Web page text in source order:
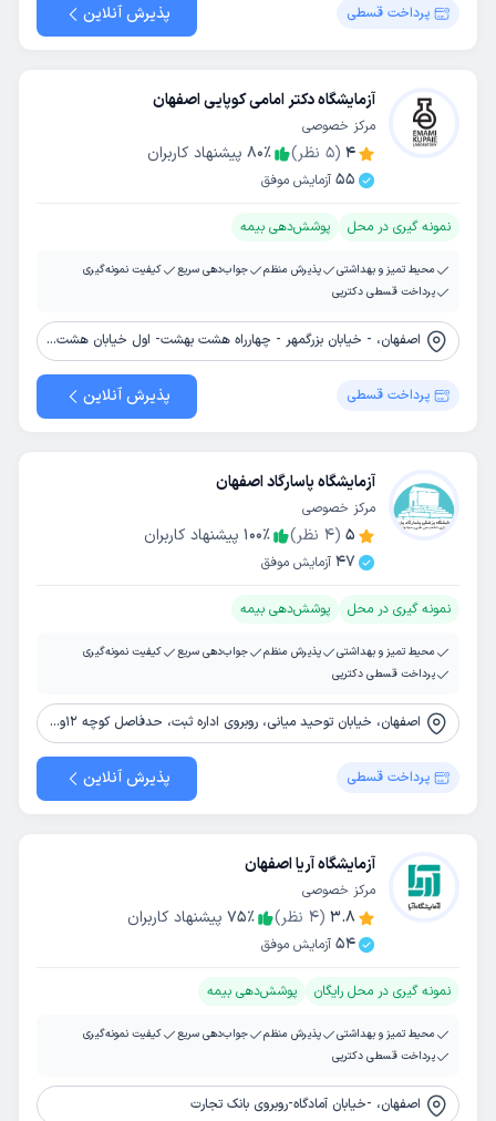
پرداخت قسطی پذیرش آنلاین
آزمایشگاه دکتر امامی کوپایی اصفهان
مرکز خصوصی
4
(
5 نظر) 80٪
پیشنهاد کاربران
55 آزمایش موفق
نمونه گیری در محل پوشش‌دهی بیمه
محیط تمیز و بهداشتی پذیرش منظم جواب‌دهی سریع
کیفیت نمونه‌گیری
پرداخت قسطی دکترپی
اصفهان، - خیابان بزرگمهر - چهارراه هشت بهشت- اول خیابان هشت بهشت غربی- ساختمان تیام
پرداخت قسطی پذیرش آنلاین
آزمایشگاه پاسارگاد اصفهان
مرکز خصوصی
5
(
4 نظر) 100٪
پیشنهاد کاربران
47 آزمایش موفق
نمونه گیری در محل پوشش‌دهی بیمه
محیط تمیز و بهداشتی پذیرش منظم جواب‌دهی سریع
کیفیت نمونه‌گیری
پرداخت قسطی دکترپی
اصفهان، خیابان توحید میانی، روبروی اداره ثبت، حدفاصل کوچه 12و 14، ساختمان آریا، طبقه دوم
پرداخت قسطی پذیرش آنلاین
آزمایشگاه آریا اصفهان
مرکز خصوصی
3.8
(
4 نظر) 75٪
پیشنهاد کاربران
54 آزمایش موفق
نمونه گیری در محل رایگان پوشش‌دهی بیمه
محیط تمیز و بهداشتی پذیرش منظم جواب‌دهی سریع
کیفیت نمونه‌گیری
پرداخت قسطی دکترپی
اصفهان، -خیابان آمادگاه-روبروی بانک تجارت